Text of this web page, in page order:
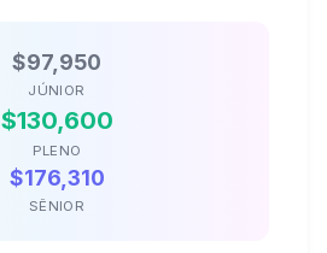
$97,950
JÚNIOR
$130,600
PLENO
$176,310
SÊNIOR